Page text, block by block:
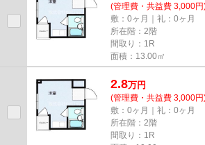
(管理費・共益費 3,000円
敷：0ヶ月｜礼：0ヶ月
所在階：2階
間取り：1R
面積：13.00㎡
2.8万円
(管理費・共益費 3,000円
敷：0ヶ月｜礼：0ヶ月
所在階：2階
間取り：1R